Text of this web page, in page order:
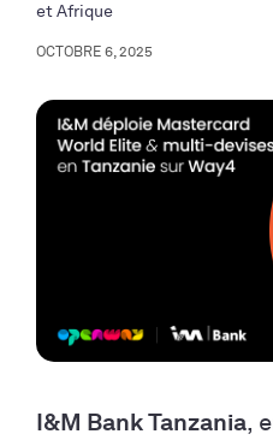
et Afrique
OCTOBRE 6, 2025
I&M Bank Tanzania,